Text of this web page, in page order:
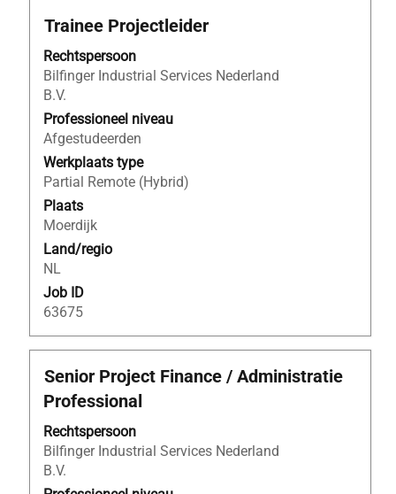
Titel
Trainee Projectleider
Rechtspersoon
Bilfinger Industrial Services Nederland
B.V.
Professioneel niveau
Afgestudeerden
Werkplaats type
Partial Remote (Hybrid)
Plaats
Moerdijk
Land/regio
NL
Job ID
63675
Selecteer
spatiebalk
om
de
volledige
inhoud
van
de
functiegegevens
weer
te
geven.
Titel
Senior Project Finance / Administratie
Professional
Rechtspersoon
Bilfinger Industrial Services Nederland
B.V.
Selecteer
deze
spatiebalk
om
de
volledige
inhoud